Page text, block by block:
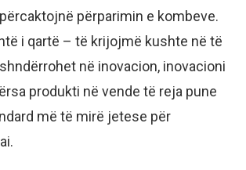
përparimin e kombeve.
i qartë – të krijojmë kushte në të
në inovacion, inovacioni
produkti në vende të reja pune
më të mirë jetese për